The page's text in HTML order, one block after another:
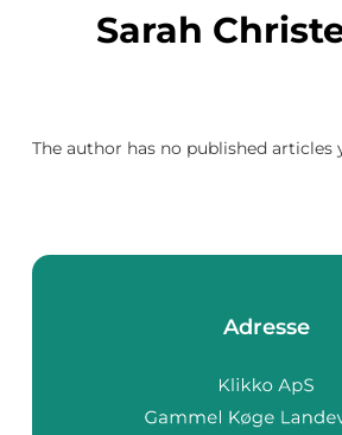
Sarah
The author has no published articles
Adresse